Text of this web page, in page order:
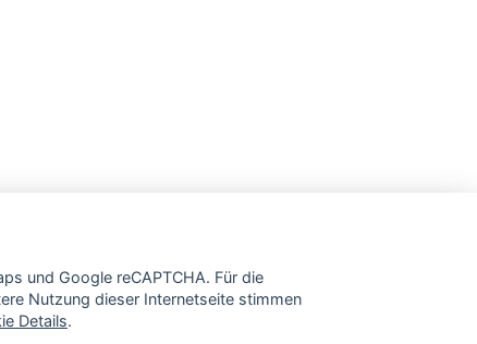
und Google reCAPTCHA. Für die
Nutzung dieser Internetseite stimmen
Details.